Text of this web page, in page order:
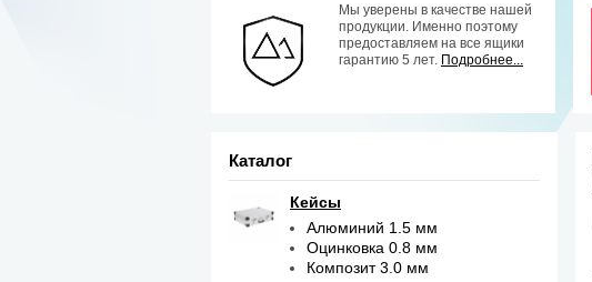
Мы уверены в качестве нашей
продукции. Именно поэтому
предоставляем на все ящики
гарантию 5 лет. Подробнее...
Каталог
Кейсы
Алюминий 1.5 мм
Оцинковка 0.8 мм
Композит 3.0 мм